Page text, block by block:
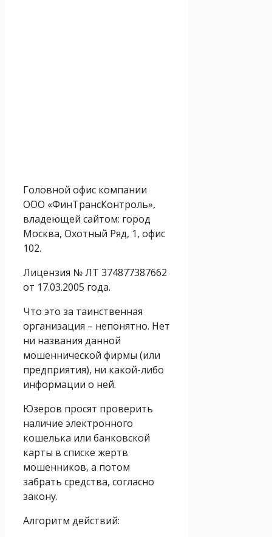
Головной офис компании
ООО «ФинТрансКонтроль»,
владеющей сайтом: город
Москва, Охотный Ряд, 1, офис
102.
Лицензия № ЛТ 374877387662
от 17.03.2005 года.
Что это за таинственная
организация – непонятно. Нет
ни названия данной
мошеннической фирмы (или
предприятия), ни какой-либо
информации о ней.
Юзеров просят проверить
наличие электронного
кошелька или банковской
карты в списке жертв
мошенников, а потом
забрать средства, согласно
закону.
Алгоритм действий: